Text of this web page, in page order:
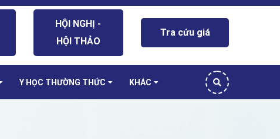
HỘI NGHỊ -
HỘI THẢO
Tra cứu giá
Y HỌC THƯỜNG THỨC KHÁC